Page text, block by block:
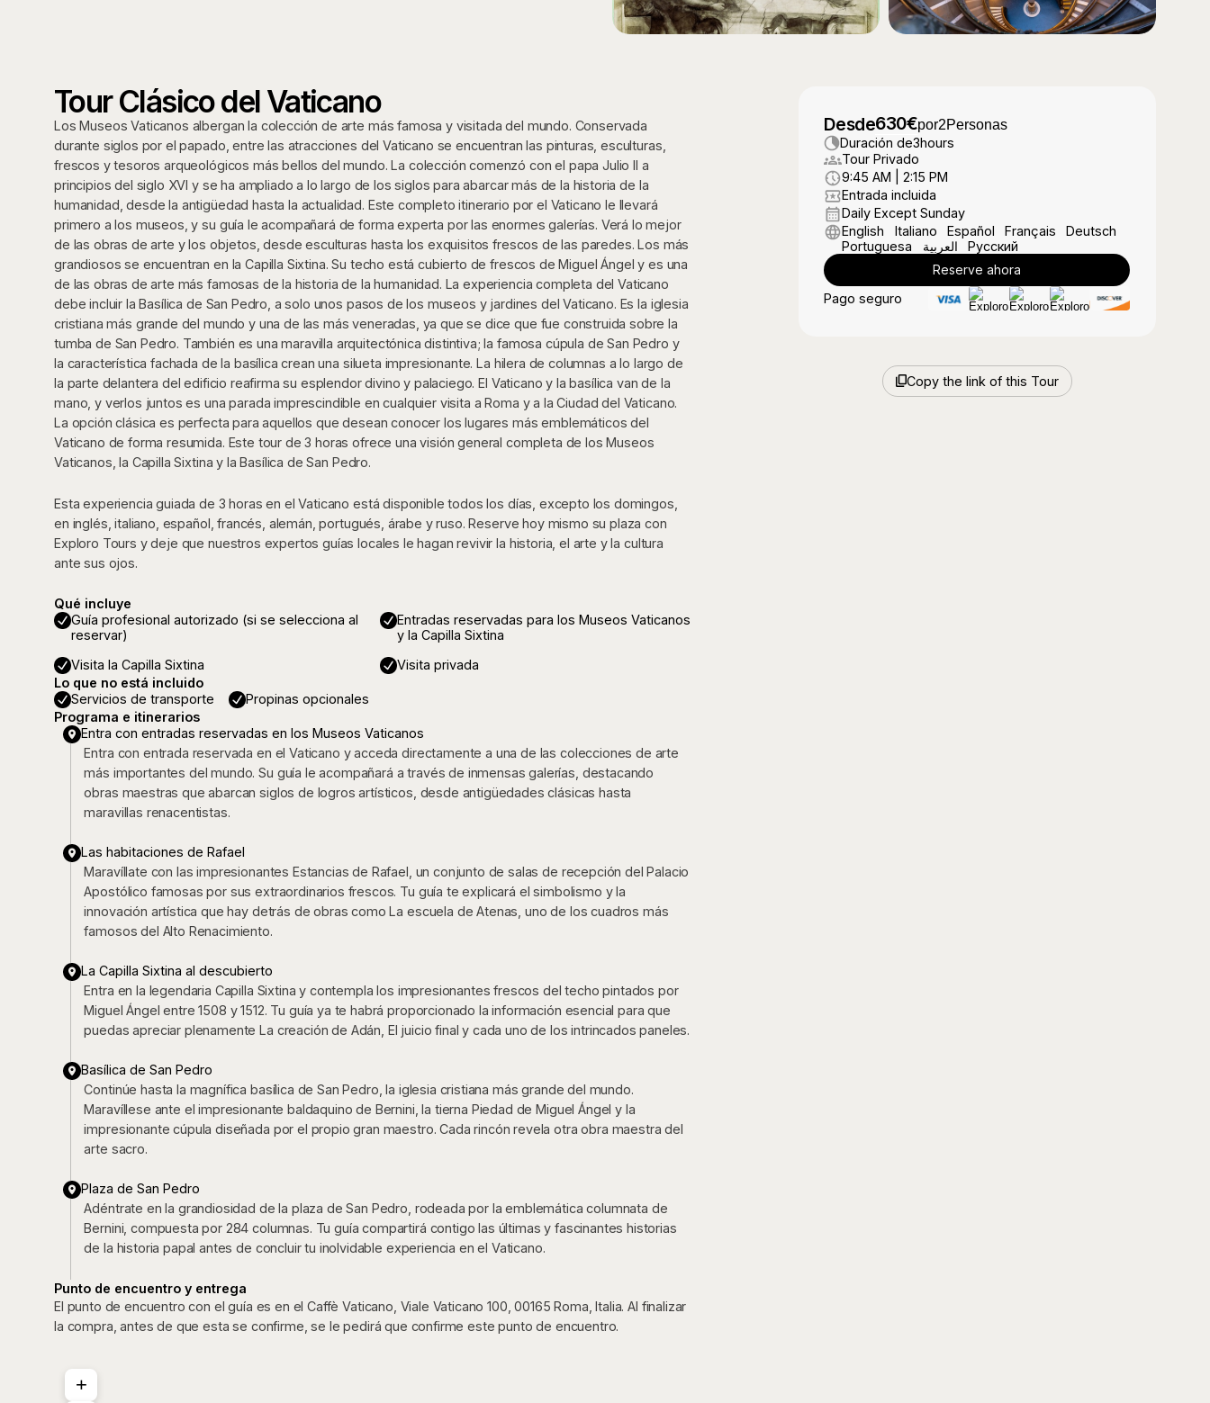
Tour Clásico del Vaticano
Los Museos Vaticanos albergan la colección de arte más famosa y visitada del mundo. Conservada
durante siglos por el papado, entre las atracciones del Vaticano se encuentran las pinturas, esculturas,
frescos y tesoros arqueológicos más bellos del mundo. La colección comenzó con el papa Julio II a
principios del siglo XVI y se ha ampliado a lo largo de los siglos para abarcar más de la historia de la
humanidad, desde la antigüedad hasta la actualidad. Este completo itinerario por el Vaticano le llevará
primero a los museos, y su guía le acompañará de forma experta por las enormes galerías. Verá lo mejor
de las obras de arte y los objetos, desde esculturas hasta los exquisitos frescos de las paredes. Los más
grandiosos se encuentran en la Capilla Sixtina. Su techo está cubierto de frescos de Miguel Ángel y es una
de las obras de arte más famosas de la historia de la humanidad. La experiencia completa del Vaticano
debe incluir la Basílica de San Pedro, a solo unos pasos de los museos y jardines del Vaticano. Es la iglesia
cristiana más grande del mundo y una de las más veneradas, ya que se dice que fue construida sobre la
tumba de San Pedro. También es una maravilla arquitectónica distintiva; la famosa cúpula de San Pedro y
la característica fachada de la basílica crean una silueta impresionante. La hilera de columnas a lo largo de
la parte delantera del edificio reafirma su esplendor divino y palaciego. El Vaticano y la basílica van de la
mano, y verlos juntos es una parada imprescindible en cualquier visita a Roma y a la Ciudad del Vaticano.
La opción clásica es perfecta para aquellos que desean conocer los lugares más emblemáticos del
Vaticano de forma resumida. Este tour de 3 horas ofrece una visión general completa de los Museos
Vaticanos, la Capilla Sixtina y la Basílica de San Pedro.
Esta experiencia guiada de 3 horas en el Vaticano está disponible todos los días, excepto los domingos,
en inglés, italiano, español, francés, alemán, portugués, árabe y ruso. Reserve hoy mismo su plaza con
Exploro Tours y deje que nuestros expertos guías locales le hagan revivir la historia, el arte y la cultura
ante sus ojos.
Qué incluye
Guía profesional autorizado (si se selecciona al
reservar)
Entradas reservadas para los Museos Vaticanos
y la Capilla Sixtina
Visita la Capilla Sixtina
Visita privada
Lo que no está incluido
Servicios de transporte
Propinas opcionales
Programa e itinerarios
Entra con entradas reservadas en los Museos Vaticanos
Entra con entrada reservada en el Vaticano y acceda directamente a una de las colecciones de arte
más importantes del mundo. Su guía le acompañará a través de inmensas galerías, destacando
obras maestras que abarcan siglos de logros artísticos, desde antigüedades clásicas hasta
maravillas renacentistas.
Las habitaciones de Rafael
Maravíllate con las impresionantes Estancias de Rafael, un conjunto de salas de recepción del Palacio
Apostólico famosas por sus extraordinarios frescos. Tu guía te explicará el simbolismo y la
innovación artística que hay detrás de obras como La escuela de Atenas, uno de los cuadros más
famosos del Alto Renacimiento.
La Capilla Sixtina al descubierto
Entra en la legendaria Capilla Sixtina y contempla los impresionantes frescos del techo pintados por
Miguel Ángel entre 1508 y 1512. Tu guía ya te habrá proporcionado la información esencial para que
puedas apreciar plenamente La creación de Adán, El juicio final y cada uno de los intrincados paneles.
Basílica de San Pedro
Continúe hasta la magnífica basílica de San Pedro, la iglesia cristiana más grande del mundo.
Maravíllese ante el impresionante baldaquino de Bernini, la tierna Piedad de Miguel Ángel y la
impresionante cúpula diseñada por el propio gran maestro. Cada rincón revela otra obra maestra del
arte sacro.
Plaza de San Pedro
Adéntrate en la grandiosidad de la plaza de San Pedro, rodeada por la emblemática columnata de
Bernini, compuesta por 284 columnas. Tu guía compartirá contigo las últimas y fascinantes historias
de la historia papal antes de concluir tu inolvidable experiencia en el Vaticano.
Punto de encuentro y entrega
El punto de encuentro con el guía es en el Caffè Vaticano, Viale Vaticano 100, 00165 Roma, Italia. Al finalizar
la compra, antes de que esta se confirme, se le pedirá que confirme este punto de encuentro.
+
Desde630€por2Personas
Duración de3hours
Tour Privado
9:45 AM | 2:15 PM
Entrada incluida
Daily Except Sunday
English
Italiano Español Français
Deutsch
Portuguesa
العربية Русский
Reserve ahora
Pago seguro
Copy the link of this Tour